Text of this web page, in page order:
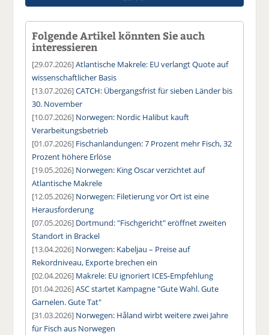
Folgende Artikel könnten Sie auch
interessieren
[29.07.2026]Atlantische Makrele: EU verlangt Quote auf
wissenschaftlicher Basis
[13.07.2026]CATCH: Übergangsfrist für sieben Länder bis
30. November
[10.07.2026] Norwegen: Nordic Halibut kauft
Verarbeitungsbetrieb
[01.07.2026] Fischanlandungen: 7 Prozent mehr Fisch, 32
Prozent höhere Erlöse
[19.05.2026] Norwegen: King Oscar verzichtet auf
Atlantische Makrele
[12.05.2026] Norwegen: Filetierung vor Ort ist eine
Herausforderung
[07.05.2026] Dortmund: "Fischgericht" eröffnet zweiten
Standort in Brackel
[13.04.2026] Norwegen: Kabeljau – Preise auf
Rekordniveau, Exporte brechen ein
[02.04.2026] Makrele: EU ignoriert ICES-Empfehlung
[01.04.2026]ASC startet Kampagne "Gute Wahl. Gute
Garnelen. Gute Tat"
[31.03.2026] Norwegen: Håland wirbt weitere zwei Jahre
für Fisch aus Norwegen